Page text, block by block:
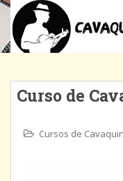
Curso de
Cursos de